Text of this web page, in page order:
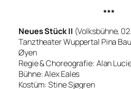
***
Neues Stück II (Volksbühne,
Tanztheater Wuppertal Pina
Øyen
Regie & Choreografie: Alan
Bühne: Alex Eales
Kostüm: Stine Sjøgren